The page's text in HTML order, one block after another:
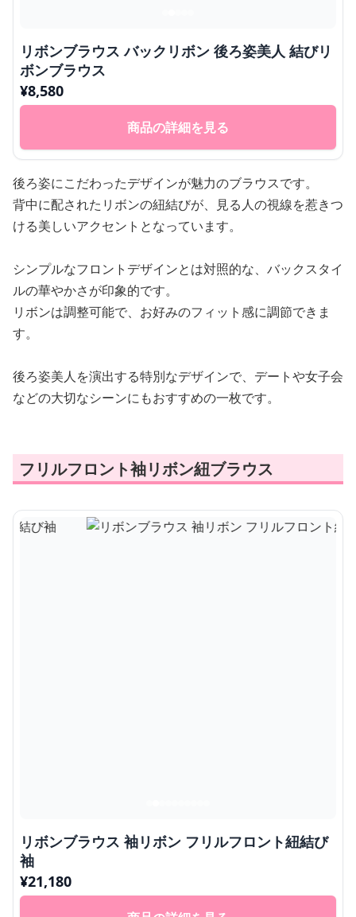
リボンブラウス バックリボン 後ろ姿美人 結びリ
ボンブラウス
¥8,580
商品の詳細を見る
後ろ姿にこだわったデザインが魅力のブラウスです。
背中に配されたリボンの紐結びが、見る人の視線を惹きつ
ける美しいアクセントとなっています。
シンプルなフロントデザインとは対照的な、バックスタイ
ルの華やかさが印象的です。
リボンは調整可能で、お好みのフィット感に調節できま
す。
後ろ姿美人を演出する特別なデザインで、デートや女子会
などの大切なシーンにもおすすめの一枚です。
フリルフロント袖リボン紐ブラウス
リボンブラウス 袖リボン フリルフロント紐結び
袖
¥21,180